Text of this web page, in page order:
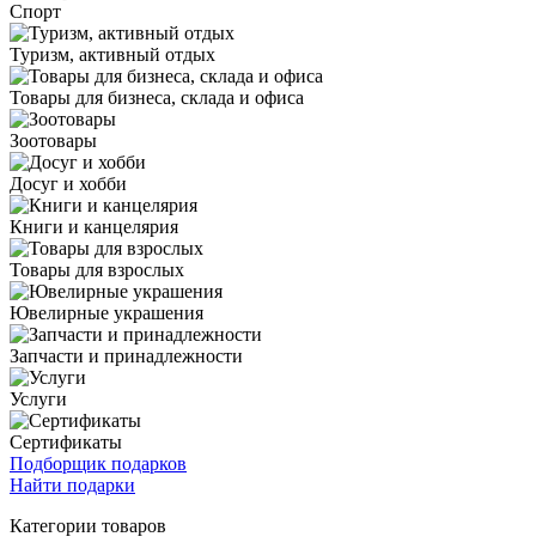
Спорт
Туризм, активный отдых
Товары для бизнеса, склада и офиса
Зоотовары
Досуг и хобби
Книги и канцелярия
Товары для взрослых
Ювелирные украшения
Запчасти и принадлежности
Услуги
Сертификаты
Подборщик подарков
Найти подарки
Категории товаров